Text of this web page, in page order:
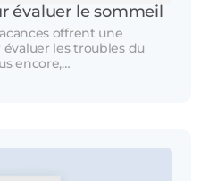
évaluer le sommeil
offrent une
les troubles du
encore,…